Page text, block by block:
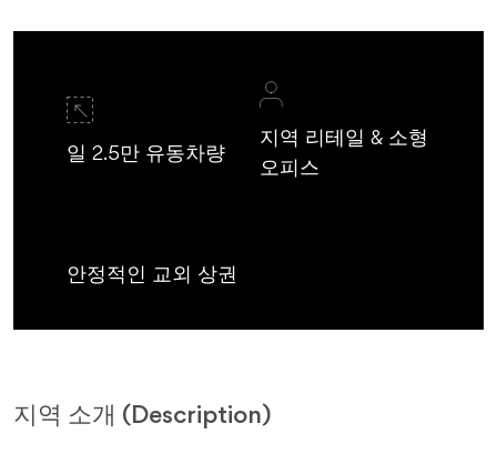
일 2.5만 유동차량
지역 리테일 & 소형
오피스
안정적인 교외 상권
지역 소개 (Description)